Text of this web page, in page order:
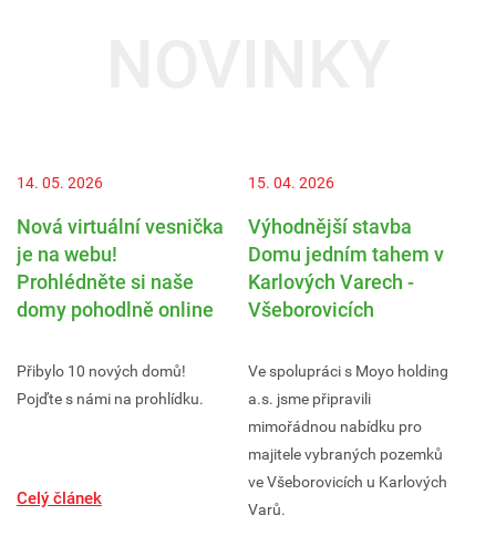
14. 05. 2026
Nová virtuální vesnička
je na webu!
Prohlédněte si naše
domy pohodlně online
Přibylo 10 nových domů!
Pojďte s námi na prohlídku.
Celý článek
15. 04. 2026
Výhodnější stavba
Domu jedním tahem v
Karlových Varech -
Všeborovicích
Ve spolupráci s Moyo holding
a.s. jsme připravili
mimořádnou nabídku pro
majitele vybraných pozemků
ve Všeborovicích u Karlových
Varů.